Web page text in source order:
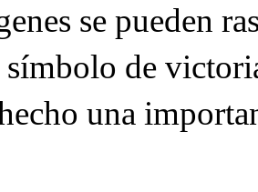
se pueden
de
una